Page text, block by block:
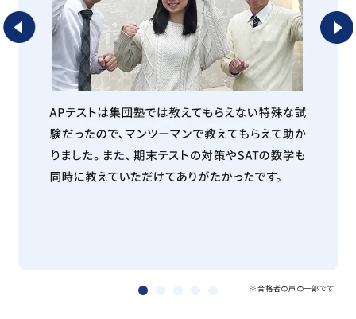
※合格者の声の一部です